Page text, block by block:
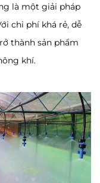
là một giải pháp
chi phí khá rẻ, dễ
thành sản phẩm
khí.